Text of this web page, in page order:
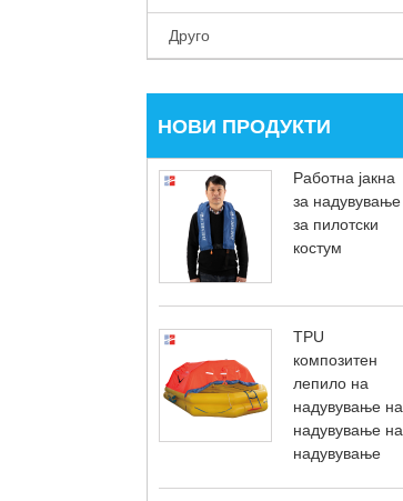
Друго
НОВИ ПРОДУКТИ
Работна јакна
за надувување
за пилотски
костум
TPU
композитен
лепило на
надувување на
надувување на
надувување